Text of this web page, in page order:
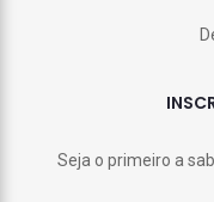
Seja o primeiro a